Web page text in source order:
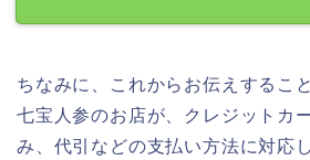
ちなみに、これからお伝えするこ
七宝人参のお店が、クレジットカ
み、代引などの支払い方法に対応